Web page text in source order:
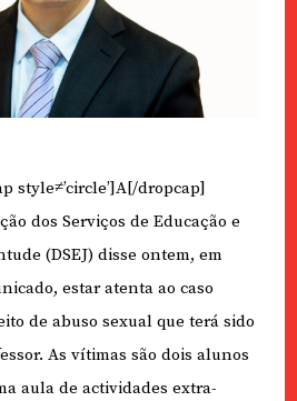
style≠’circle’]A[/dropcap]
dos Serviços de Educação e
(DSEJ) disse ontem, em
estar atenta ao caso
de abuso sexual que terá sido
As vítimas são dois alunos
aula de actividades extra-